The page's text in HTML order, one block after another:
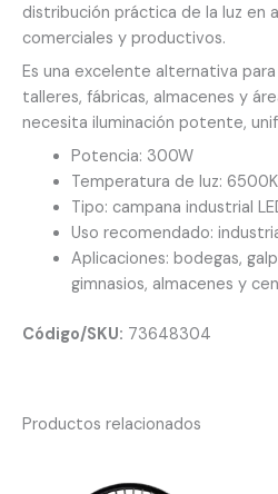
distribución práctica de la luz en
comerciales y productivos.
Es una excelente alternativa
talleres, fábricas, almacenes y
necesita iluminación potente,
Potencia: 300W
Temperatura de luz:
Tipo: campana industrial
Uso recomendado:
Aplicaciones: bodegas,
gimnasios, almacenes y
Código/SKU: 73648304
Productos relacionados